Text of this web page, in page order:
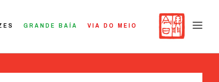
GRANDE BAÍA VIA DO MEIO